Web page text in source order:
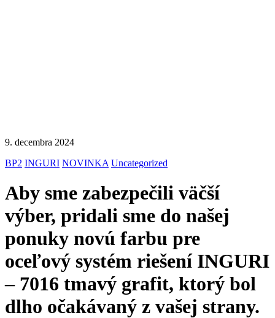
9. decembra 2024
BP2 INGURI NOVINKA Uncategorized
Aby sme zabezpečili väčší
výber, pridali sme do našej
ponuky novú farbu pre
oceľový systém riešení INGURI
– 7016 tmavý grafit, ktorý bol
dlho očakávaný z vašej strany.